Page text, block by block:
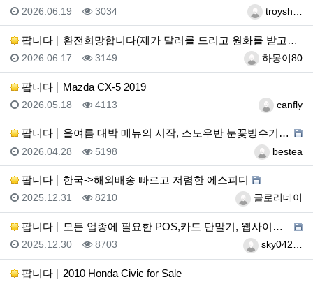
등록자troysh…
등록일
2026.06.19 조회
3034
팝니다 환전희망합니다(제가 달러를 드리고 원화를 받고싶습니다)
등록자하몽이80
등록일
2026.06.17 조회
3149
팝니다 Mazda CX-5 2019
등록자canfly
등록일
2026.05.18 조회
4113
팝니다 올여름 대박 메뉴의 시작, 스노우반 눈꽃빙수기 판매합니…
등록자bestea
등록일
2026.04.28 조회
5198
팝니다 한국->해외배송 빠르고 저렴한 에스피디
등록자글로리데이
등록일
2025.12.31 조회
8210
팝니다 모든 업종에 필요한 POS,카드 단말기, 웹사이트 제작…
등록자sky042…
등록일
2025.12.30 조회
8703
팝니다 2010 Honda Civic for Sale